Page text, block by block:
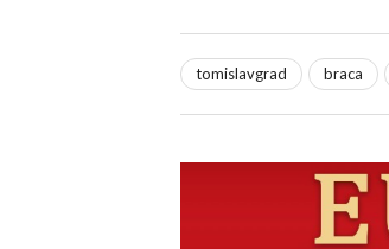
tomislavgrad braca